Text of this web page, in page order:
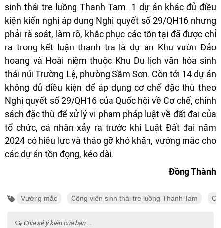
sinh thái tre luồng Thanh Tam. 1 dự án khác đủ điều
kiện kiến nghị áp dụng Nghị quyết số 29/QH16 nhưng
phải rà soát, làm rõ, khắc phục các tồn tại đã được chỉ
ra trong kết luận thanh tra là dự án Khu vườn Đảo
hoang và Hoài niệm thuộc Khu Du lịch văn hóa sinh
thái núi Trường Lệ, phường Sầm Sơn. Còn tới 14 dự án
không đủ điều kiện để áp dụng cơ chế đặc thù theo
Nghị quyết số 29/QH16 của Quốc hội về Cơ chế, chính
sách đặc thù để xử lý vi phạm pháp luật về đất đai của
tổ chức, cá nhân xảy ra trước khi Luật Đất đai năm
2024 có hiệu lực và tháo gỡ khó khăn, vướng mắc cho
các dự án tồn đọng, kéo dài.
Đồng Thành
Vướng mắc Công viên sinh thái tre luồng Thanh Tam
Chia sẻ ý kiến của bạn ...